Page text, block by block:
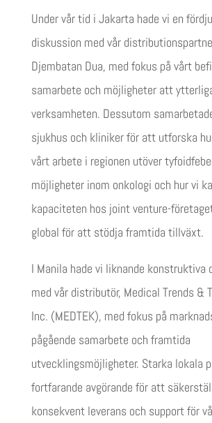
Under vår tid i Jakarta hade vi en
diskussion med vår
Djembatan Dua, med fokus på vårt
samarbete och möjligheter att
verksamheten. Dessutom
sjukhus och kliniker för att utforska
vårt arbete i regionen utöver
möjligheter inom onkologi och hur vi
kapaciteten hos joint venture-
global för att stödja framtida tillväxt.
I Manila hade vi liknande konstruktiva
med vår distributör, Medical Trends &
Inc. (MEDTEK), med fokus på
pågående samarbete och framtida
utvecklingsmöjligheter. Starka lokala
fortfarande avgörande för att
konsekvent leverans och support för